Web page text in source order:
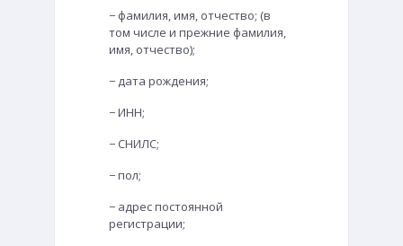
− фамилия, имя, отчество; (в
том числе и прежние фамилия,
имя, отчество);
− дата рождения;
− ИНН;
− СНИЛС;
− пол;
− адрес постоянной
регистрации;